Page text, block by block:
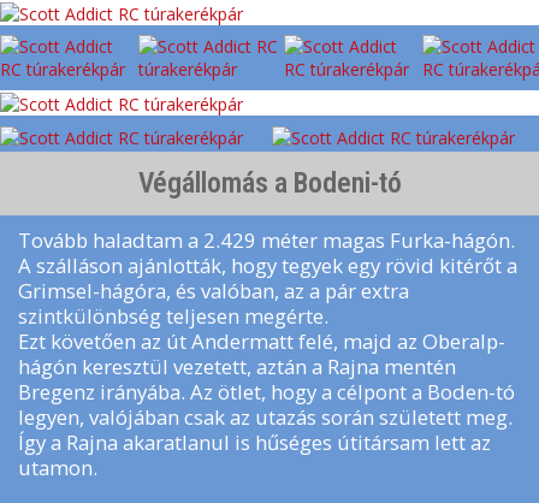
Végállomás a Bodeni-tó
Tovább haladtam a 2.429 méter magas Furka-hágón.
A szálláson ajánlották, hogy tegyek egy rövid kitérőt a
Grimsel-hágóra, és valóban, az a pár extra
szintkülönbség teljesen megérte.
Ezt követően az út Andermatt felé, majd az Oberalp-
hágón keresztül vezetett, aztán a Rajna mentén
Bregenz irányába. Az ötlet, hogy a célpont a Boden-tó
legyen, valójában csak az utazás során született meg.
Így a Rajna akaratlanul is hűséges útitársam lett az
utamon.